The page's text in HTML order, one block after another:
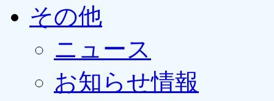
その他
ニュース
お知らせ情報